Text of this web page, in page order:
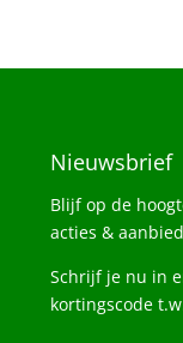
Nieuwsbrief
Blijf op de
acties &
Schrijf je nu in
kortingscode